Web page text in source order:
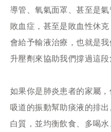
導管、氧氣面罩、甚至是
敗血症，甚至是敗血性休
會給予輸液治療，也就是
升壓劑來協助我們撐過這段
如果你是肺炎患者的家屬
吸道的振動幫助痰液的排
白質，並均衡飲食、多喝